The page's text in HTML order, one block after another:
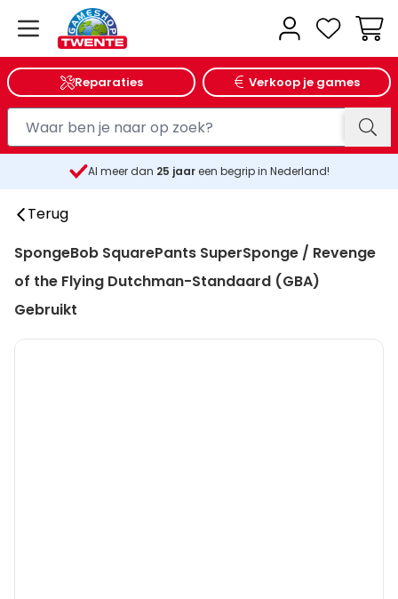
Reparaties Verkoop je games
Al meer dan 25 jaareen begrip in Nederland!
Terug
SpongeBob SquarePants SuperSponge / Revenge
of the Flying Dutchman-Standaard (GBA)
Gebruikt